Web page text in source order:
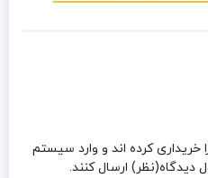
کرده اند و وارد سیستم
دیدگاه(نظر) ارسال کنند.